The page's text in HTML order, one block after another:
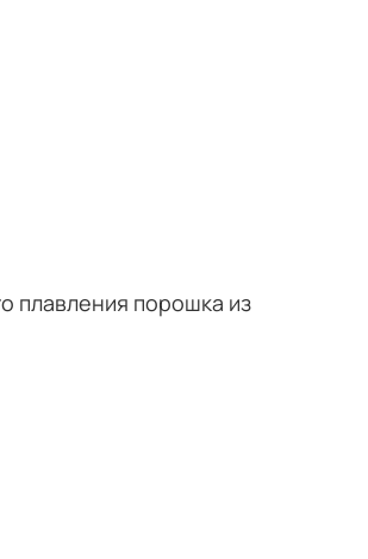
плавления порошка из